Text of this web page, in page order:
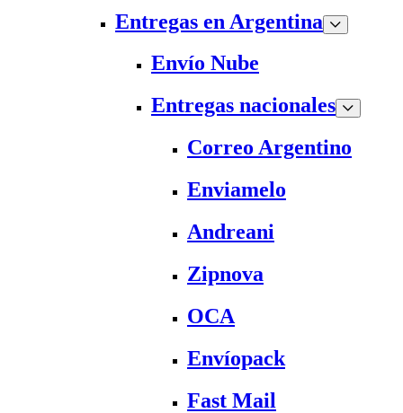
Entregas en Argentina
Envío Nube
Entregas nacionales
Correo Argentino
Enviamelo
Andreani
Zipnova
OCA
Envíopack
Fast Mail